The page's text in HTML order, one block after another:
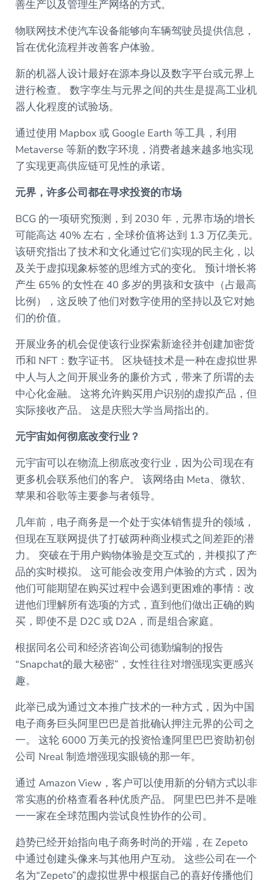
善生产以及管理生产网络的方式。
物联网技术使汽车设备能够向车辆驾驶员提供信息，
旨在优化流程并改善客户体验。
新的机器人设计最好在源本身以及数字平台或元界上
进行检查。 数字孪生与元界之间的共生是提高工业机
器人化程度的试验场。
通过使用 Mapbox 或 Google Earth 等工具，利用
Metaverse 等新的数字环境，消费者越来越多地实现
了实现更高供应链可见性的承诺。
元界，许多公司都在寻求投资的市场
BCG 的一项研究预测，到 2030 年，元界市场的增长
可能高达 40% 左右，全球价值将达到 1.3 万亿美元。
该研究指出了技术和文化通过它们实现的民主化，以
及关于虚拟现象标签的思维方式的变化。 预计增长将
产生 65% 的女性在 40 多岁的男孩和女孩中（占最高
比例），这反映了他们对数字使用的坚持以及它对她
们的价值。
开展业务的机会促使该行业探索新途径并创建加密货
币和 NFT：数字证书。 区块链技术是一种在虚拟世界
中人与人之间开展业务的廉价方式，带来了所谓的去
中心化金融。 这将允许购买用户识别的虚拟产品，但
实际接收产品。 这是庆熙大学当局指出的。
元宇宙如何彻底改变行业？
元宇宙可以在物流上彻底改变行业，因为公司现在有
更多机会联系他们的客户。 该网络由 Meta、微软、
苹果和谷歌等主要参与者领导。
几年前，电子商务是一个处于实体销售提升的领域，
但现在互联网提供了打破两种商业模式之间差距的潜
力。 突破在于用户购物体验是交互式的，并模拟了产
品的实时模拟。 这可能会改变用户体验的方式，因为
他们可能期望在购买过程中会遇到更困难的事情：改
进他们理解所有选项的方式，直到他们做出正确的购
买，即使不是 D2C 或 D2A，而是组合家庭。
根据同名公司和经济咨询公司德勤编制的报告
“Snapchat的最大秘密”，女性往往对增强现实更感兴
趣。
此举已成为通过文本推广技术的一种方式，因为中国
电子商务巨头阿里巴巴是首批确认押注元界的公司之
一。 这轮 6000 万美元的投资恰逢阿里巴巴资助初创
公司 Nreal 制造增强现实眼镜的那一年。
通过 Amazon View，客户可以使用新的分销方式以非
常实惠的价格查看各种优质产品。 阿里巴巴并不是唯
一一家在全球范围内尝试良性协作的公司。
趋势已经开始指向电子商务时尚的开端，在 Zepeto
中通过创建头像来与其他用户互动。 这些公司在一个
名为“Zepeto”的虚拟世界中根据自己的喜好传播他们